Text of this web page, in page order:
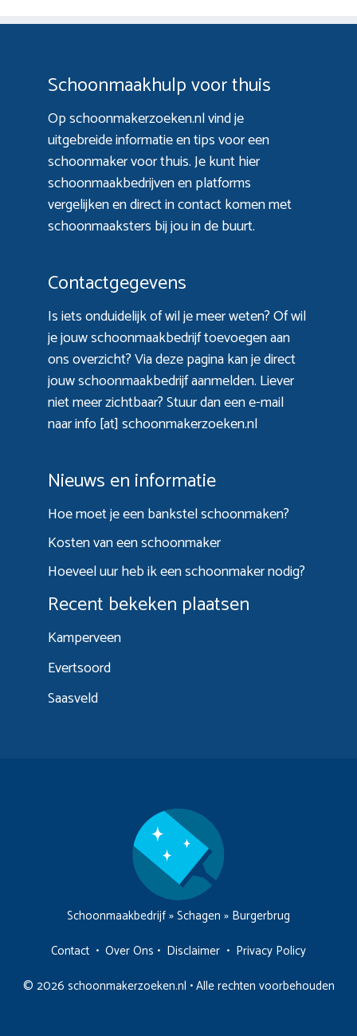
Schoonmaakhulp voor thuis
Op schoonmakerzoeken.nl vind je
uitgebreide informatie en tips voor een
schoonmaker voor thuis. Je kunt hier
schoonmaakbedrijven en platforms
vergelijken en direct in contact komen met
schoonmaaksters bij jou in de buurt.
Contactgegevens
Is iets onduidelijk of wil je meer weten? Of wil
je jouw schoonmaakbedrijf toevoegen aan
ons overzicht? Viadeze paginakan je direct
jouw schoonmaakbedrijf aanmelden. Liever
niet meer zichtbaar? Stuur dan een e-mail
naar info [at] schoonmakerzoeken.nl
Nieuws en informatie
Hoe moet je een bankstel schoonmaken?
Kosten van een schoonmaker
Hoeveel uur heb ik een schoonmaker nodig?
Recent bekeken plaatsen
Kamperveen
Evertsoord
Saasveld
Schoonmaakbedrijf»Schagen » Burgerbrug
Contact • Over Ons • Disclaimer • Privacy Policy
© 2026 schoonmakerzoeken.nl • Alle rechten voorbehouden